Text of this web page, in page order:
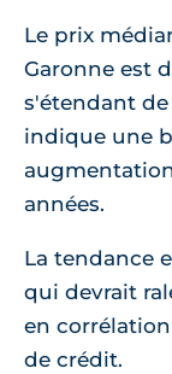
Le prix
Garonne est
s'étendant de
indique une
années.
La tendance
qui devrait
en
de crédit.